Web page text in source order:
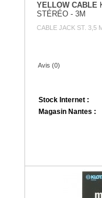
YELLOW CABLE
STÉRÉO - 3M
CABLE JACK ST. 3,5
Avis (0)
Stock Internet :
Magasin Nantes :